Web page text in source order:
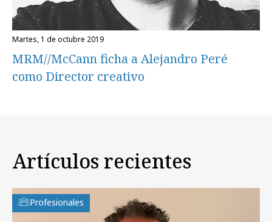
martes, 1 de octubre 2019
MRM//McCann ficha a Alejandro Peré
como Director creativo
Artículos recientes
Profesionales